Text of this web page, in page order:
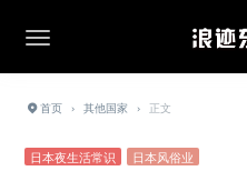
首页 › 其他国家 › 正文
日本夜生活常识 日本风俗业